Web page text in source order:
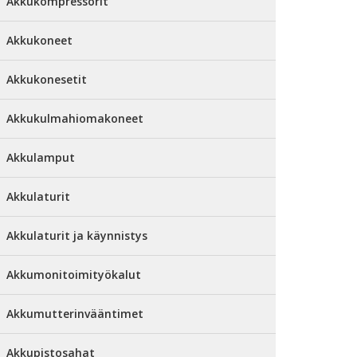
Akkukoneet
Akkukonesetit
Akkukulmahiomakoneet
Akkulamput
Akkulaturit
Akkulaturit ja käynnistys
Akkumonitoimityökalut
Akkumutterinvääntimet
Akkupistosahat